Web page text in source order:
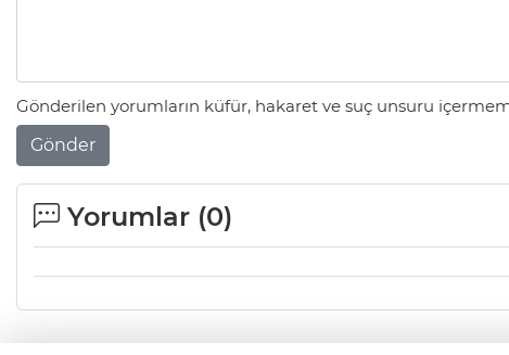
Gönderilen yorumların küfür, hakaret ve suç unsuru
Gönder
Yorumlar (0)